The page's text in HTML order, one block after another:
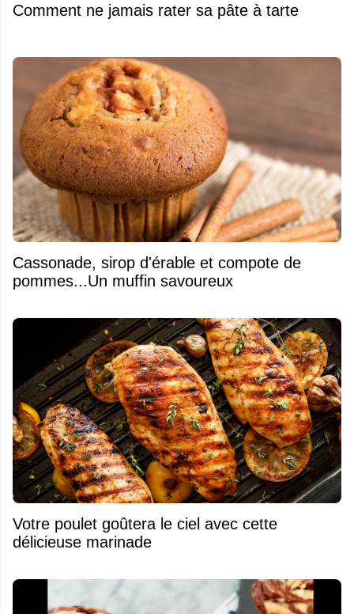
Comment ne jamais rater sa pâte à tarte
​Cassonade, sirop d'érable et compote de
pommes...Un muffin savoureux
Votre poulet goûtera le ciel avec cette
délicieuse marinade